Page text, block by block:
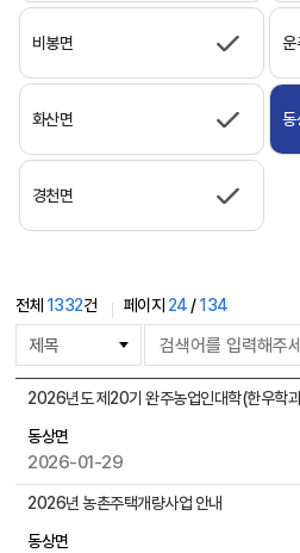
비봉면 운
화산면 동
경천면
전체 1332건 페이지 24/134
시
물
색면
시
목
2026년도 제20기 완주농업인대학(한우학
동상면
2026-01-29
2026년 농촌주택개량사업 안내
동상면